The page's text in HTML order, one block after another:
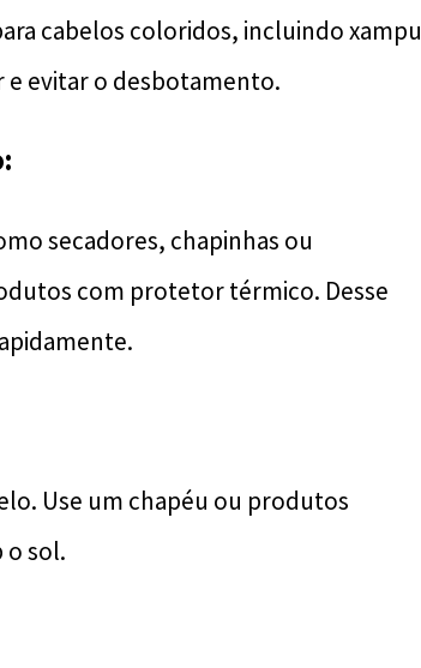
cabelos coloridos, incluindo xampu
evitar o desbotamento.
secadores, chapinhas ou
com protetor térmico. Desse
Use um chapéu ou produtos
o sol.